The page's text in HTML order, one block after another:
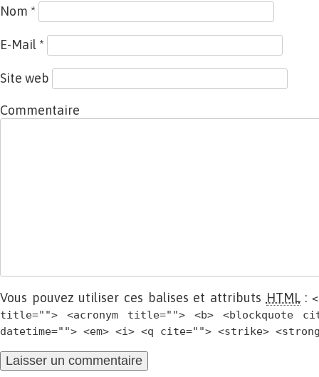
Nom *
E-Mail *
Site web
Commentaire
Vous pouvez utiliser ces balises et attributs HTML:
title=""> <acronym title=""> <b> <blockquote
datetime=""> <em> <i> <q cite=""> <strike>